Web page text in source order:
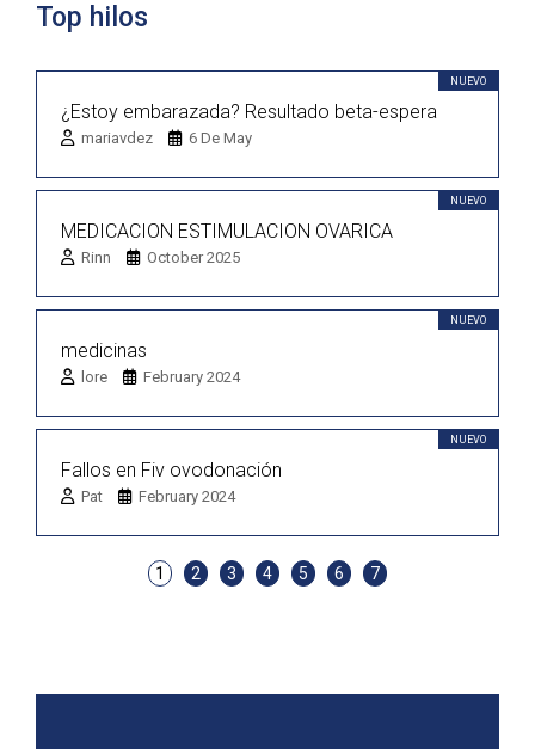
Top hilos
NUEVO
¿Estoy embarazada? Resultado beta-espera
mariavdez 6 De May
NUEVO
MEDICACION ESTIMULACION OVARICA
Rinn October 2025
NUEVO
medicinas
lore February 2024
NUEVO
Fallos en Fiv ovodonación
Pat February 2024
1 2 3 4 5 6 7